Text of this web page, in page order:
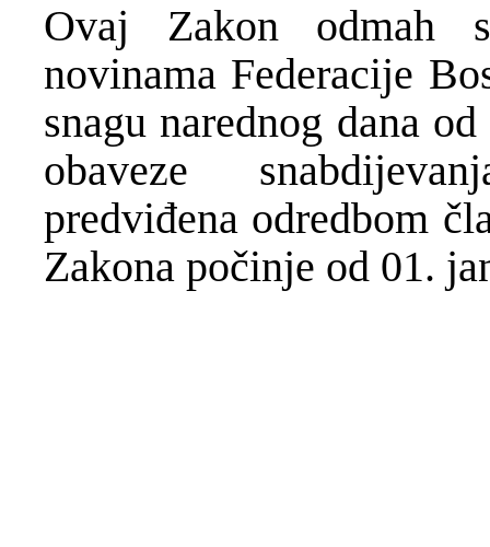
Ovaj Zakon odmah
novinama Federacije
snagu narednog dana
obaveze
predviđena odredbom
Zakona počinje od 01.